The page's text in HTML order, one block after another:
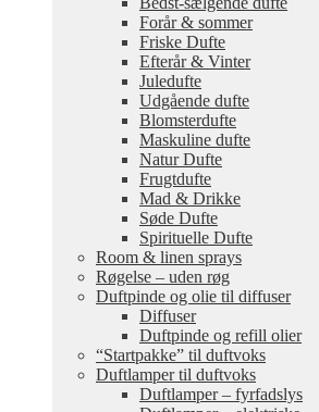
Forår & sommer
Friske Dufte
Efterår & Vinter
Juledufte
Udgående dufte
Blomsterdufte
Maskuline dufte
Natur Dufte
Frugtdufte
Mad & Drikke
Søde Dufte
Spirituelle Dufte
Room & linen sprays
Røgelse – uden røg
Duftpinde og olie til diffuser
Diffuser
Duftpinde og refill olier
“Startpakke” til duftvoks
Duftlamper til duftvoks
Duftlamper – fyrfadslys